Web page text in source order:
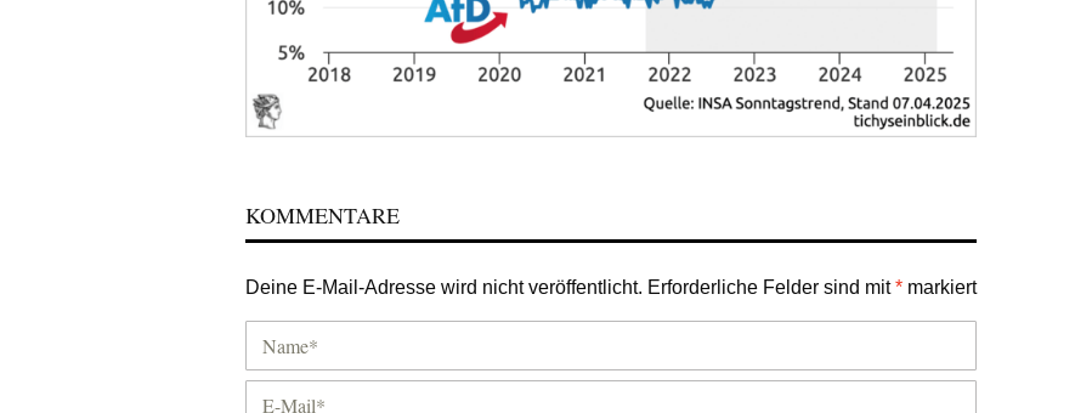
KOMMENTARE
Deine E-Mail-Adresse wird nicht veröffentlicht. Erforderliche Felder sind mit* markiert